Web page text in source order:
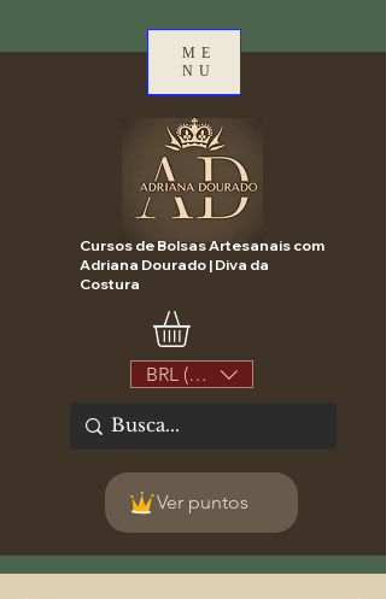
ME
NU
Cursos de Bolsas Artesanais com
Adriana Dourado | Diva da
Costura
BRL (R$)
Ver puntos